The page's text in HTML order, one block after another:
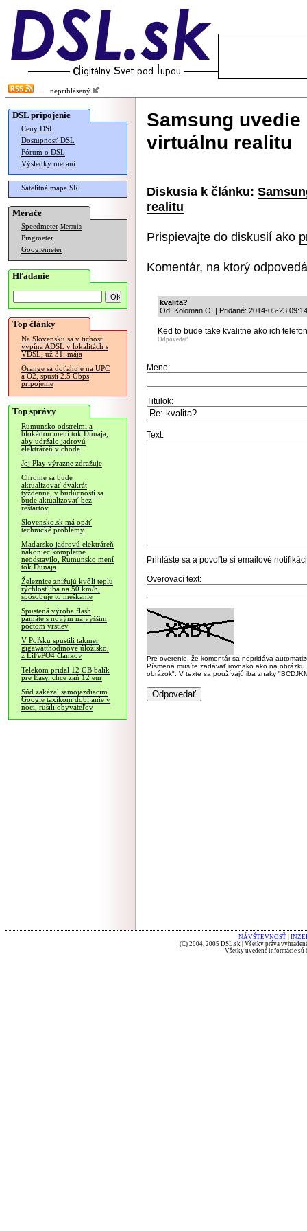
neprihlásený
DSL pripojenie
Ceny DSL
Dostupnosť DSL
Fórum o DSL
Výsledky meraní
Satelitná mapa SR
Merače
Speedmeter Merania
Pingmeter
Googlemeter
Hľadanie
Top články
Na Slovensku sa v tichosti
vypína ADSL v lokalitách s
VDSL, už 31. mája
Orange sa doťahuje na UPC
a O2, spustí 2.5 Gbps
pripojenie
Top správy
Rumunsko odstrelmi a
blokádou mení tok Dunaja,
aby udržalo jadrovú
elektráreň v chode
Joj Play výrazne zdražuje
Chrome sa bude
aktualizovať dvakrát
týždenne, v budúcnosti sa
bude aktualizovať bez
reštartov
Slovensko.sk má opäť
technické problémy
Maďarsko jadrovú elektráreň
nakoniec kompletne
neodstavilo, Rumunsko mení
tok Dunaja
Železnice znižujú kvôli teplu
rýchlosť iba na 50 km/h,
spôsobuje to meškanie
Spustená výroba flash
pamäte s novým najvyšším
počtom vrstiev
V Poľsku spustili takmer
gigawatthodinové úložisko,
z LiFePO4 článkov
Telekom pridal 12 GB balík
pre Easy, chce zaň 12 eur
Súd zakázal samojazdiacim
Google taxíkom dobíjanie v
noci, rušili obyvateľov
Samsung
virtuálnu realitu
Diskusia k článku:
realitu
Prispievajte do diskusií ako
Komentár, na ktorý
kvalita?
Od: Koloman O. | Pridané: 2014-05-23
Ked to bude take kvalitne ako ich
Odpovedať
Meno:
Titulok:
Text:
Prihláste sa a povoľte si emailové
Overovací text:
Pre overenie, že komentár sa nepridáva
Písmená musíte zadávať rovnako ako na
obrázok". V texte sa používajú iba znaky
NÁVŠTEVNOSŤ
(C) 2004, 2005 DSL.sk | Všetky práva
Všetky uvedené informácie sú